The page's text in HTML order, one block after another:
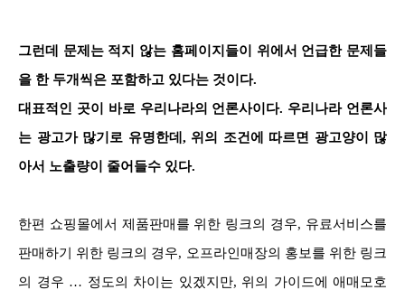
그런데 문제는 적지 않는 홈페이지들이 위에서 언급한 문제들
을 한 두개씩은 포함하고 있다는 것이다.
대표적인 곳이 바로 우리나라의 언론사이다. 우리나라 언론사
는 광고가 많기로 유명한데, 위의 조건에 따르면 광고양이 많
아서 노출량이 줄어들수 있다.
한편 쇼핑몰에서 제품판매를 위한 링크의 경우, 유료서비스를
판매하기 위한 링크의 경우, 오프라인매장의 홍보를 위한 링크
의 경우 … 정도의 차이는 있겠지만, 위의 가이드에 애매모호